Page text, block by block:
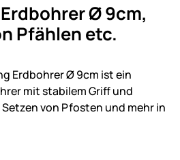
Ø 9cm,
Pfählen etc.